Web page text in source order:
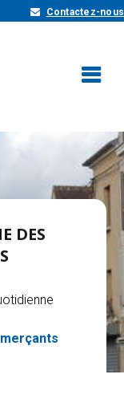
Contactez-nous
DES